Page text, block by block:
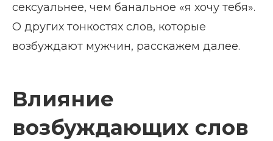
сексуальнее, чем банальное «я хочу тебя».
О других тонкостях слов, которые
возбуждают мужчин, расскажем далее.
Влияние
возбуждающих слов